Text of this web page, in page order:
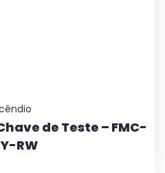
de Teste – FMC-
RW